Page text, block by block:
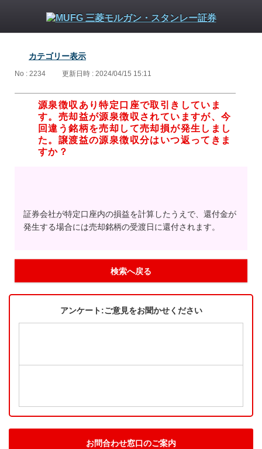
カテゴリー表示
No : 2234 更新日時 : 2024/04/15 15:11
源泉徴収あり特定口座で取引きしていま
す。売却益が源泉徴収されていますが、今
回違う銘柄を売却して売却損が発生しまし
た。譲渡益の源泉徴収分はいつ返ってきま
すか？
証券会社が特定口座内の損益を計算したうえで、還付金が
発生する場合には売却銘柄の受渡日に還付されます。
検索へ戻る
アンケート:ご意見をお聞かせください
お問合わせ窓口のご案内